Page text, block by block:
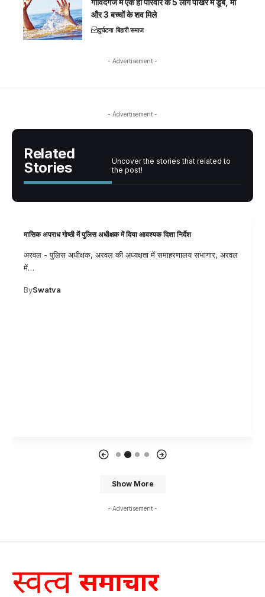
गोविंदगंज में एक ही परिवार के 5 लोग पोखर में डूबे, मां
और 3 बच्चों के शव मिले
दुर्घटना बिहारी समाज
- Advertisement -
- Advertisement -
Related
Stories
Uncover the stories that related to
the post!
मासिक अपराध गोष्ठी में पुलिस अधीक्षक में दिया आवश्यक दिशा निर्देश
अरवल - पुलिस अधीक्षक, अरवल की अध्यक्षता में समाहरणालय सभागार, अरवल
में…
BySwatva
Show More
- Advertisement -